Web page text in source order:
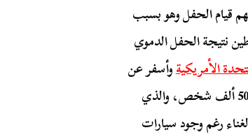
قيام الحفل وهو بسبب
نتيجة الحفل الدموي
الأمريكيةوأسفر عن
موت 10 أشخاص نتيجة اختناق وإصابة 3000 آخرين ضمن حضور بلغ 50 ألف شخص، والذي
رغم وجود سيارات